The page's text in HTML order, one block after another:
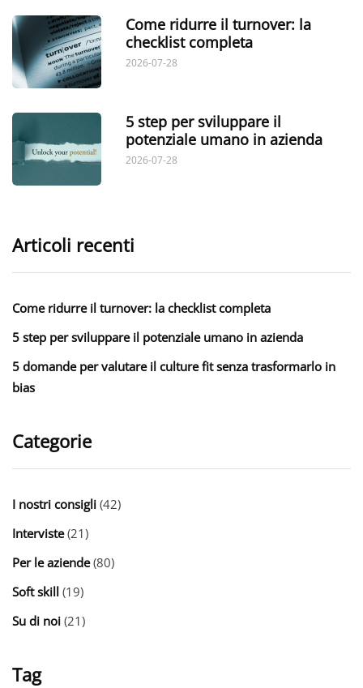
Come ridurre il turnover: la
checklist completa
2026-07-28
5 step per sviluppare il
potenziale umano in azienda
2026-07-28
Articoli recenti
Come ridurre il turnover: la checklist completa
5 step per sviluppare il potenziale umano in azienda
5 domande per valutare il culture fit senza trasformarlo in
bias
Categorie
I nostri consigli (42)
Interviste(21)
Per le aziende(80)
Soft skill (19)
Su di noi (21)
Tag